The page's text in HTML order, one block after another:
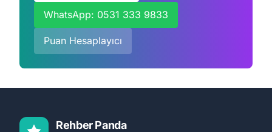
WhatsApp: 0531 333 9833
Puan Hesaplayıcı
Rehber Panda